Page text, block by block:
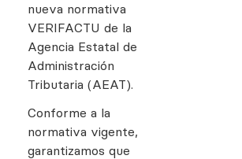
nueva normativa
VERIFACTU de la
Agencia Estatal de
Administración
Tributaria (AEAT).
Conforme a la
normativa vigente,
garantizamos que